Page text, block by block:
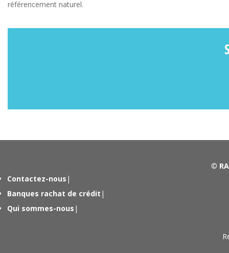
référencement naturel.
©
Contactez-nous |
Banques rachat de crédit |
Qui sommes-nous |